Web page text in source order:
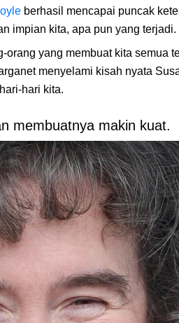
berhasil mencapai puncak
impian kita, apa pun yang terjadi.
orang yang membuat kita semua
menyelami kisah nyata
hari kita.
membuatnya makin kuat.